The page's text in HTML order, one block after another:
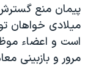
ميلادی خواهان
است و اعضاء
مرور و بازبينی